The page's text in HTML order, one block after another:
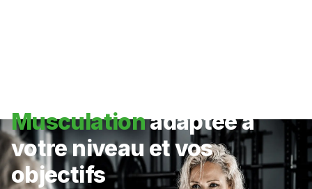
Musculationadaptée à
votre niveau et vos
objectifs